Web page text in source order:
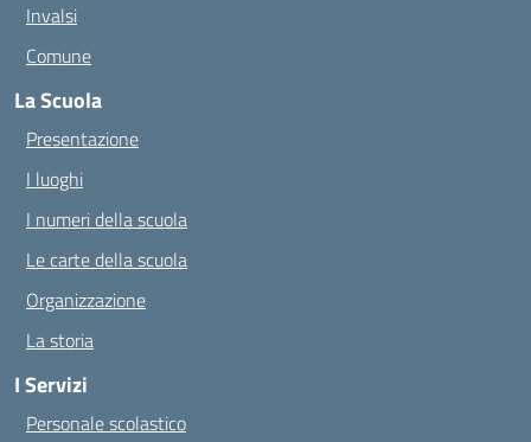
Invalsi
Comune
La Scuola
Presentazione
I luoghi
I numeri della scuola
Le carte della scuola
Organizzazione
La storia
I Servizi
Personale scolastico